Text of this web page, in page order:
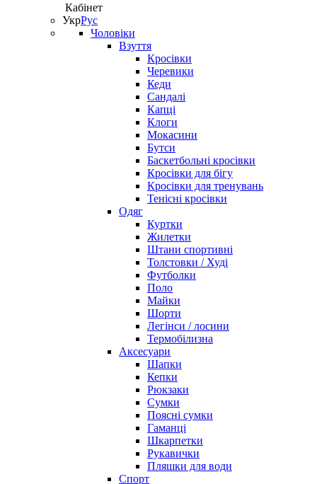
Кабінет
УкрРус
Чоловіки
Взуття
Кросівки
Черевики
Кеди
Сандалі
Капці
Клоги
Мокасини
Бутси
Баскетбольні кросівки
Кросівки для бігу
Кросівки для тренувань
Тенісні кросівки
Одяг
Куртки
Жилетки
Штани спортивні
Толстовки / Худі
Футболки
Поло
Майки
Шорти
Легінси / лосини
Термобілизна
Аксесуари
Шапки
Кепки
Рюкзаки
Сумки
Поясні сумки
Гаманці
Шкарпетки
Рукавички
Пляшки для води
Спорт